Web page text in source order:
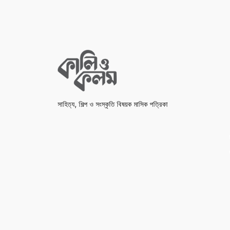
সাহিত্য, শিল্প ও সংস্কৃতি বিষয়ক মাসিক পত্রিকা